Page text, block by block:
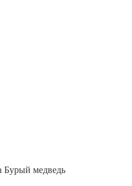
Бурый медведь